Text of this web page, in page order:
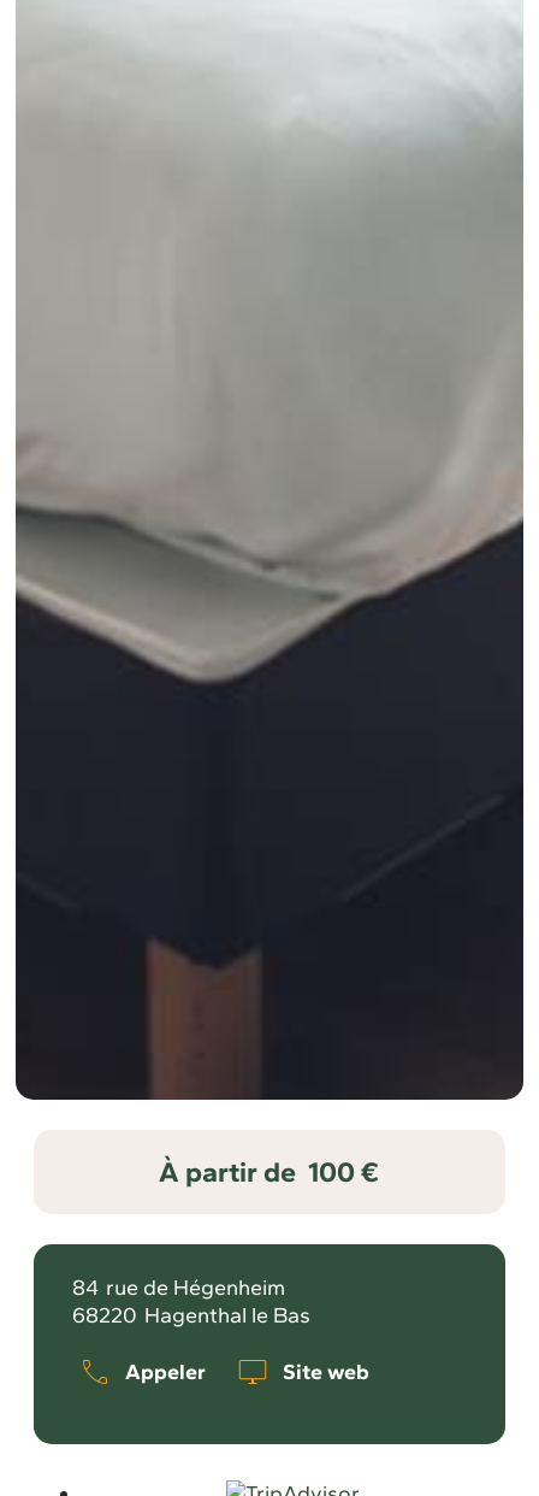
À partir de 100 €
84 rue de Hégenheim
68220 Hagenthal le Bas
Appeler Site web